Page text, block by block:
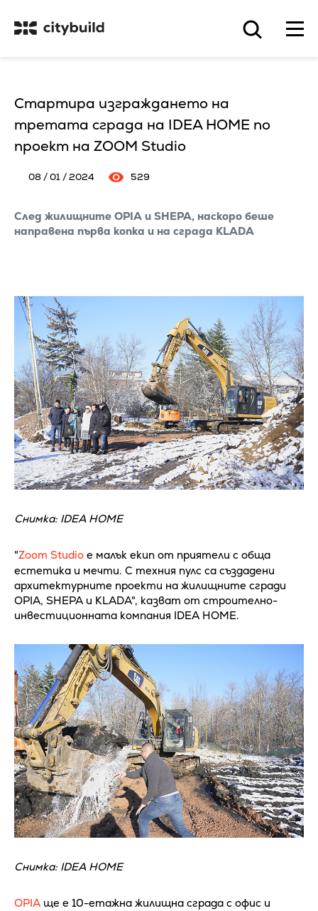
Стартира изграждането на
третата сграда на IDEA HOME по
проект на ZOOM Studio
08 / 01 / 2024 529
След жилищните OPIA и SHEPA, наскоро беше
направена първа копка и на сграда KLADA
Снимка: IDEA HOME
"Zoom Studio е малък екип от приятели с обща
естетика и мечти. С техния пулс са създадени
архитектурните проекти на жилищните сгради
OPIA, SHEPA и KLADA", казват от строително-
инвестиционната компания IDEA HOME.
Снимка: IDEA HOME
OPIA ще е 10-етажна жилищна сграда с офис и